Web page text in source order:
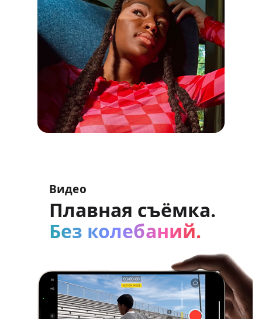
Видео
Плавная съёмка.
Без колебаний.